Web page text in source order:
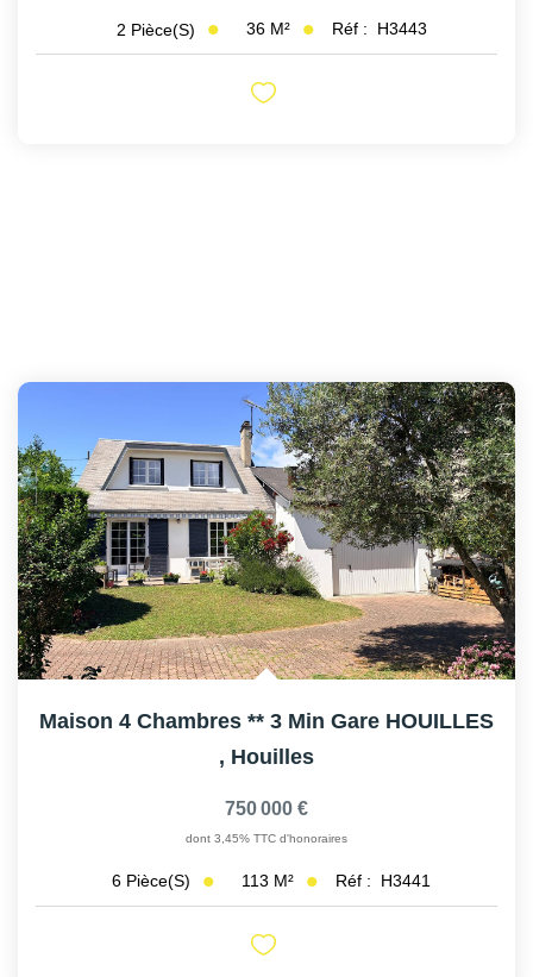
2 Pièce(s) 36 M² Réf : H3443
Maison 4 Chambres ** 3 Min Gare HOUILLES
, Houilles
750 000 €
dont 3,45% TTC d'honoraires
6 Pièce(s) 113 M² Réf : H3441